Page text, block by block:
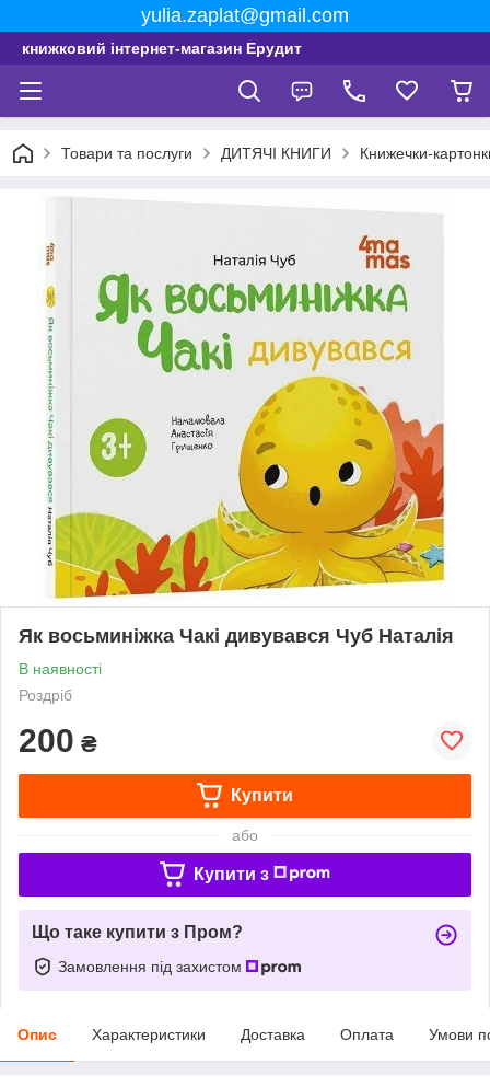
yulia.zaplat@gmail.com
книжковий інтернет-магазин Ерудит
Товари та послуги ДИТЯЧІ КНИГИ Книжечки-
Як восьминіжка Чакі дивувався Чуб Наталія
В наявності
Роздріб
200 ₴
Купити
або
Купити з
Що таке купити з Пром?
Замовлення під захистом
Опис Характеристики Доставка Оплата Умови